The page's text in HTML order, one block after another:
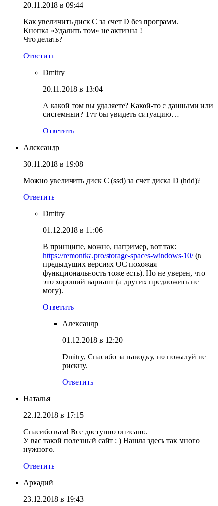
20.11.2018 в 09:44
Как увеличить диск C за счет D без программ.
Кнопка «Удалить том» не активна !
Что делать?
Ответить
Dmitry
20.11.2018 в 13:04
А какой том вы удаляете? Какой-то с данными или
системный? Тут бы увидеть ситуацию…
Ответить
Александр
30.11.2018 в 19:08
Можно увеличить диск С (ssd) за счет диска D (hdd)?
Ответить
Dmitry
01.12.2018 в 11:06
В принципе, можно, например, вот так:
https://remontka.pro/storage-spaces-windows-10/(в
предыдущих версиях ОС похожая
функциональность тоже есть). Но не уверен, что
это хороший вариант (а других предложить не
могу).
Ответить
Александр
01.12.2018 в 12:20
Dmitry, Спасибо за наводку, но пожалуй не
рискну.
Ответить
Наталья
22.12.2018 в 17:15
Спасибо вам! Все доступно описано.
У вас такой полезный сайт : ) Нашла здесь так много
нужного.
Ответить
Аркадий
23.12.2018 в 19:43